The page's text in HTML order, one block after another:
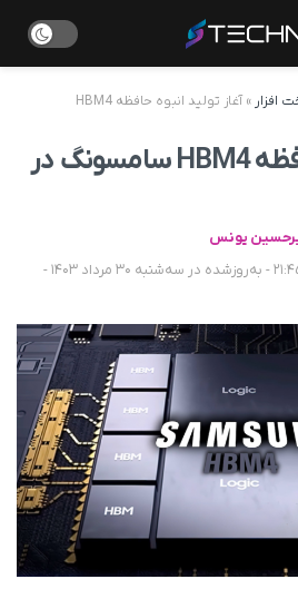
افزار »
آغاز تولید انبوه حافظه HBM4
آغاز تولید انبوه حافظه HBM4 سامسونگ در
یونس
دوشنبه 29 مرداد 1403 - 21:45 - به‌روزشده در سه‌شنبه 30 مرداد 1403 -